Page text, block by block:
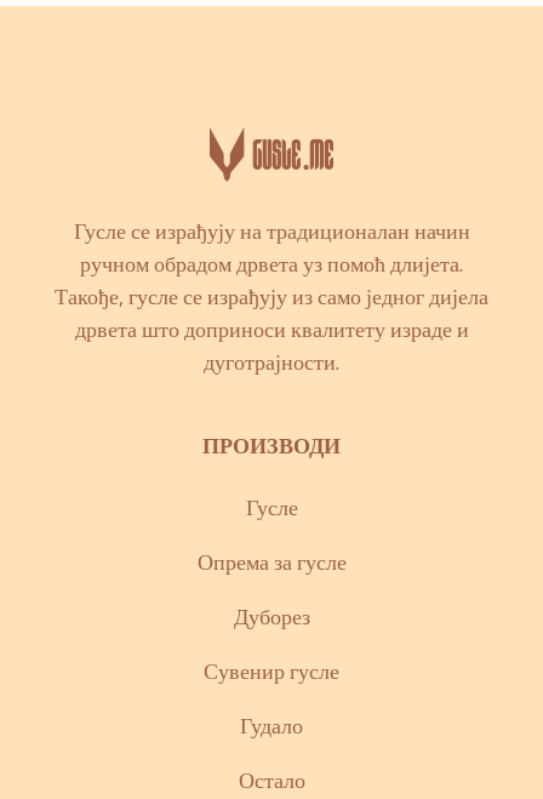
Гусле се израђују на традиционалан начин
ручном обрадом дрвета уз помоћ длијета.
Такође, гусле се израђују из само једног дијела
дрвета што доприноси квалитету израде и
дуготрајности.
ПРОИЗВОДИ
Гусле
Опрема за гусле
Дуборез
Сувенир гусле
Гудало
Остало